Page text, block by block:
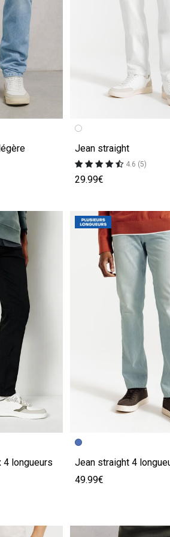
Image précédente
Image suivante
Jean straight
4.6 (5)
29.99€
4 longueurs
Image précédente
Image suivante
Jean straight 4
49.99€